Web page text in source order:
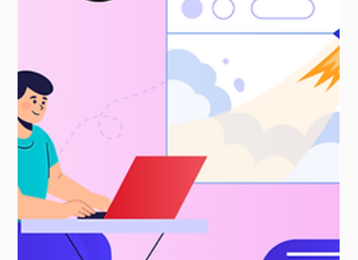
Future Bisnis adalah AI: Apakah Anda
Siap Beradaptasi?
Sorotan Utama: Perkenalan Bagaimana AI Mempengaruhi
Pekerjaan Saya AI di tahun 2024: Apa yang Sudah Kita Lihat
Mempersiapkan diri untuk...